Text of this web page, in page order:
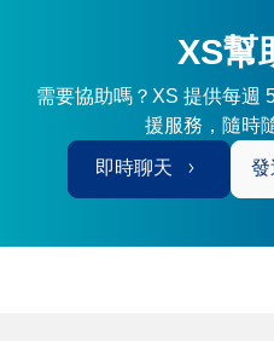
XS幫
需要協助嗎？XS 提供每週
援服務，隨時
即時聊天 發